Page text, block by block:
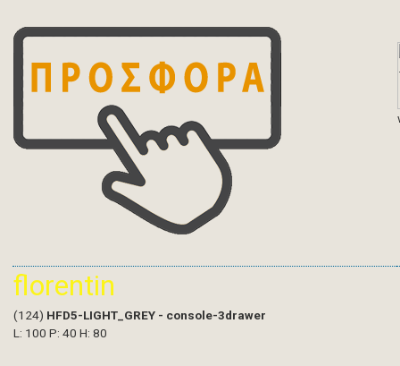
florentin
(124) HFD5-LIGHT_GREY - console-3drawer
L: 100 P: 40 H: 80